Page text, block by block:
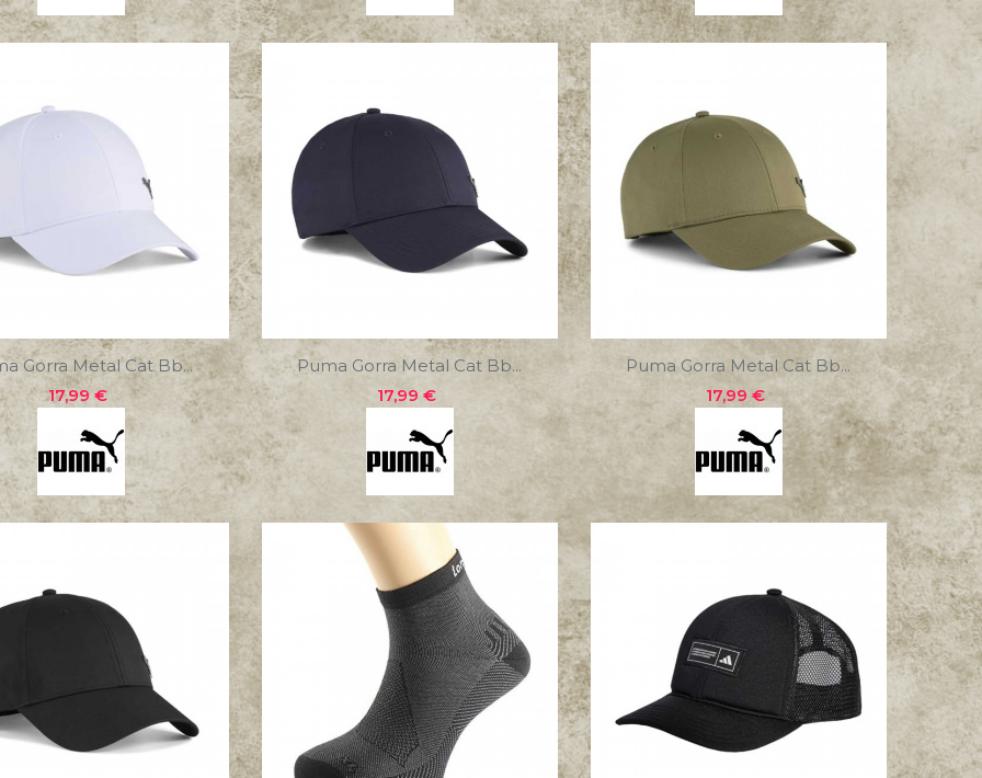
Gorra Metal Cat Bb...
Precio
17,99 €
Puma Gorra Metal Cat Bb...
Precio
17,99 €
Puma Gorra Metal Cat Bb...
Precio
17,99 €